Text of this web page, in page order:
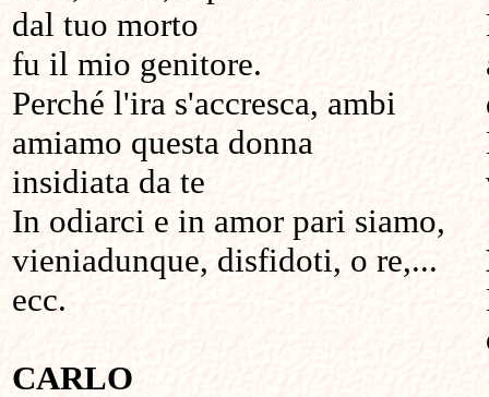
dal tuo morto
fu il mio genitore.
Perché l'ira s'accresca, ambi
amiamo questa donna
insidiata da te
In odiarci e in amor pari siamo,
vieniadunque, disfidoti, o re,...
ecc.
CARLO